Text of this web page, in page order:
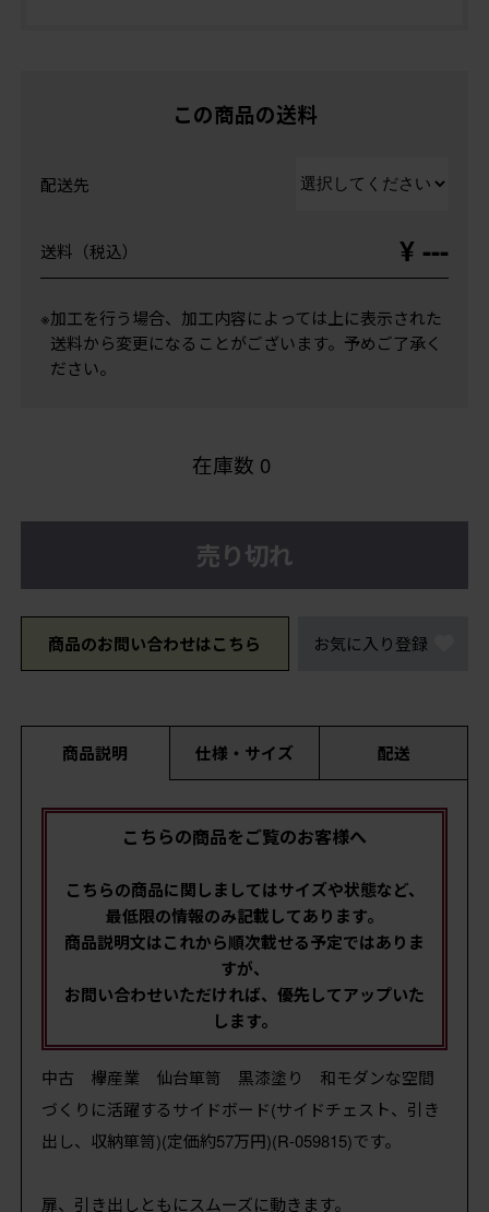
この商品の送料
配送先
送料（税込） ¥ ---
※加工を行う場合、加工内容によっては上に表示された
送料から変更になることがございます。予めご了承く
ださい。
在庫数 0
売り切れ
商品のお問い合わせはこちら お気に入り登録
商品説明 仕様・サイズ 配送
こちらの商品をご覧のお客様へ
こちらの商品に関しましてはサイズや状態など、
最低限の情報のみ記載してあります。
商品説明文はこれから順次載せる予定ではありま
すが、
お問い合わせいただければ、優先してアップいた
します。
中古 欅産業 仙台箪笥 黒漆塗り 和モダンな空間
づくりに活躍するサイドボード(サイドチェスト、引き
出し、収納箪笥)(定価約57万円)(R-059815)です。
扉、引き出しともにスムーズに動きます。